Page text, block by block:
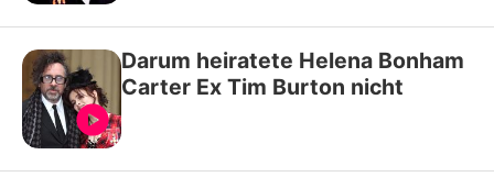
Darum heiratete Helena Bonham
Carter Ex Tim Burton nicht